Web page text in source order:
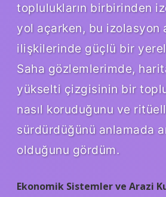
toplulukların birbirinden
yol açarken, bu izolasyon
ilişkilerinde güçlü bir
Saha gözlemlerimde,
yükselti çizgisinin bir
nasıl koruduğunu ve
sürdürdüğünü anlamada
olduğunu gördüm.
Ekonomik Sistemler ve Arazi